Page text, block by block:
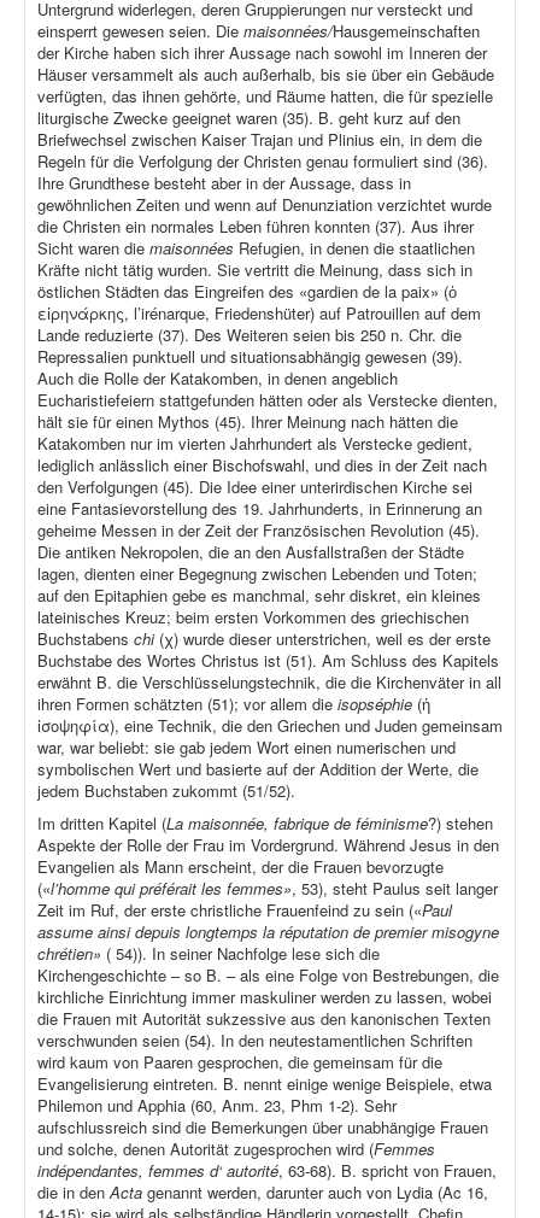
Untergrund widerlegen, deren Gruppierungen nur versteckt und
einsperrt gewesen seien. Die maisonnées/Hausgemeinschaften
der Kirche haben sich ihrer Aussage nach sowohl im Inneren der
Häuser versammelt als auch außerhalb, bis sie über ein Gebäude
verfügten, das ihnen gehörte, und Räume hatten, die für spezielle
liturgische Zwecke geeignet waren (35). B. geht kurz auf den
Briefwechsel zwischen Kaiser Trajan und Plinius ein, in dem die
Regeln für die Verfolgung der Christen genau formuliert sind (36).
Ihre Grundthese besteht aber in der Aussage, dass in
gewöhnlichen Zeiten und wenn auf Denunziation verzichtet wurde
die Christen ein normales Leben führen konnten (37). Aus ihrer
Sicht waren die maisonnées Refugien, in denen die staatlichen
Kräfte nicht tätig wurden. Sie vertritt die Meinung, dass sich in
östlichen Städten das Eingreifen des «gardien de la paix» (ὁ
εἰρηνάρκης, l’irénarque, Friedenshüter) auf Patrouillen auf dem
Lande reduzierte (37). Des Weiteren seien bis 250 n. Chr. die
Repressalien punktuell und situationsabhängig gewesen (39).
Auch die Rolle der Katakomben, in denen angeblich
Eucharistiefeiern stattgefunden hätten oder als Verstecke dienten,
hält sie für einen Mythos (45). Ihrer Meinung nach hätten die
Katakomben nur im vierten Jahrhundert als Verstecke gedient,
lediglich anlässlich einer Bischofswahl, und dies in der Zeit nach
den Verfolgungen (45). Die Idee einer unterirdischen Kirche sei
eine Fantasievorstellung des 19. Jahrhunderts, in Erinnerung an
geheime Messen in der Zeit der Französischen Revolution (45).
Die antiken Nekropolen, die an den Ausfallstraßen der Städte
lagen, dienten einer Begegnung zwischen Lebenden und Toten;
auf den Epitaphien gebe es manchmal, sehr diskret, ein kleines
lateinisches Kreuz; beim ersten Vorkommen des griechischen
Buchstabens chi (χ) wurde dieser unterstrichen, weil es der erste
Buchstabe des Wortes Christus ist (51). Am Schluss des Kapitels
erwähnt B. die Verschlüsselungstechnik, die die Kirchenväter in all
ihren Formen schätzten (51); vor allem die isopséphie (ἡ
ἰσοψηφία), eine Technik, die den Griechen und Juden gemeinsam
war, war beliebt: sie gab jedem Wort einen numerischen und
symbolischen Wert und basierte auf der Addition der Werte, die
jedem Buchstaben zukommt (51/52).
Im dritten Kapitel (La maisonnée, fabrique de féminisme?) stehen
Aspekte der Rolle der Frau im Vordergrund. Während Jesus in den
Evangelien als Mann erscheint, der die Frauen bevorzugte
(«l’homme qui préférait les femmes», 53), steht Paulus seit langer
Zeit im Ruf, der erste christliche Frauenfeind zu sein («Paul
assume ainsi depuis longtemps la réputation de premier misogyne
chrétien» ( 54)). In seiner Nachfolge lese sich die
Kirchengeschichte – so B. – als eine Folge von Bestrebungen, die
kirchliche Einrichtung immer maskuliner werden zu lassen, wobei
die Frauen mit Autorität sukzessive aus den kanonischen Texten
verschwunden seien (54). In den neutestamentlichen Schriften
wird kaum von Paaren gesprochen, die gemeinsam für die
Evangelisierung eintreten. B. nennt einige wenige Beispiele, etwa
Philemon und Apphia (60, Anm. 23, Phm 1-2). Sehr
aufschlussreich sind die Bemerkungen über unabhängige Frauen
und solche, denen Autorität zugesprochen wird (Femmes
indépendantes, femmes d‘ autorité, 63-68). B. spricht von Frauen,
die in denActa genannt werden, darunter auch von Lydia (Ac 16,